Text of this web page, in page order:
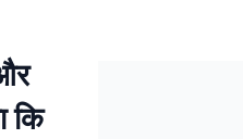
कि